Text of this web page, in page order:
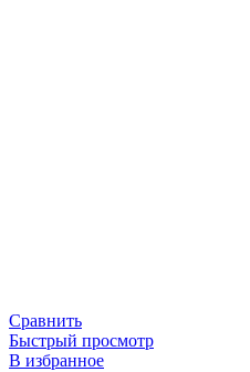
Сравнить
Быстрый просмотр
В избранное